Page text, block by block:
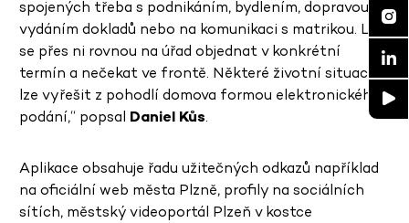
spojených třeba s podnikáním, bydlením, dopravou,
vydáním dokladů nebo na komunikaci s matrikou. Lze
se přes ni rovnou na úřad objednat v konkrétní
termín a nečekat ve frontě. Některé životní situace
lze vyřešit z pohodlí domova formou elektronického
podání,“ popsal Daniel Kůs.
Aplikace obsahuje řadu užitečných odkazů například
na oficiální web města Plzně, profily na sociálních
sítích, městský videoportál Plzeň v kostce